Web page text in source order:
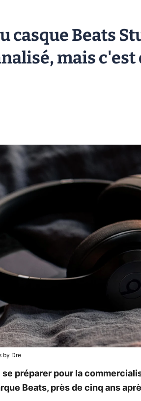
casque Beats
mais c'est
by Dre
se préparer pour la
Beats, près de cinq ans